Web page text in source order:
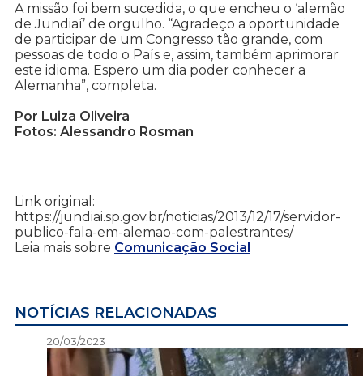
A missão foi bem sucedida, o que encheu o ‘alemão
de Jundiaí’ de orgulho. “Agradeço a oportunidade
de participar de um Congresso tão grande, com
pessoas de todo o País e, assim, também aprimorar
este idioma. Espero um dia poder conhecer a
Alemanha”, completa.
Por Luiza Oliveira
Fotos: Alessandro Rosman
Link original:
https://jundiai.sp.gov.br/noticias/2013/12/17/servidor-
publico-fala-em-alemao-com-palestrantes/
Leia mais sobre Comunicação Social
NOTÍCIAS RELACIONADAS
20/03/2023